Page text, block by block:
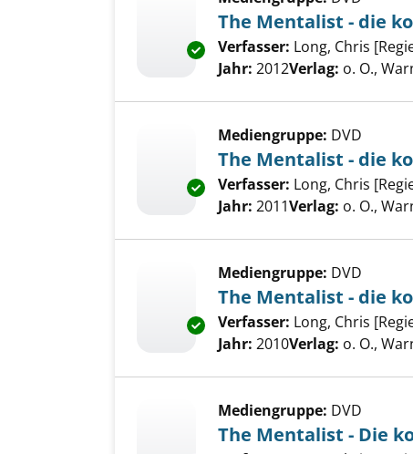
Exemplar-Details von The
The Mentalist - die
Verfasser: Long, Chris
Jahr: 2012Verlag: o. O.,
Exemplar-Details von The
Mediengruppe: DVD
The Mentalist - die
Verfasser: Long, Chris
Jahr: 2011Verlag: o. O.,
Exemplar-Details von The
Mediengruppe: DVD
The Mentalist - die
Verfasser: Long, Chris
Jahr: 2010Verlag: o. O.,
Mediengruppe: DVD
The Mentalist - Die